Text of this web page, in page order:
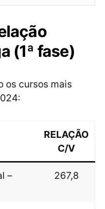
(1ª fase)
os cursos mais
RELAÇÃO
C/V
–
267,8